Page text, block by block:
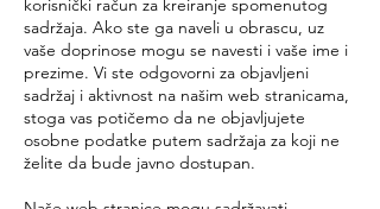
korisnički račun za kreiranje spomenutog
sadržaja. Ako ste ga naveli u obrascu, uz
vaše doprinose mogu se navesti i vaše ime i
prezime. Vi ste odgovorni za objavljeni
sadržaj i aktivnost na našim web stranicama,
stoga vas potičemo da ne objavljujete
osobne podatke putem sadržaja za koji ne
želite da bude javno dostupan.